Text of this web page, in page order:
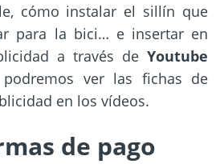
cómo instalar el sillín que
para la bici… e insertar en
a través de Youtube
ver las fichas de
en los vídeos.
de pago